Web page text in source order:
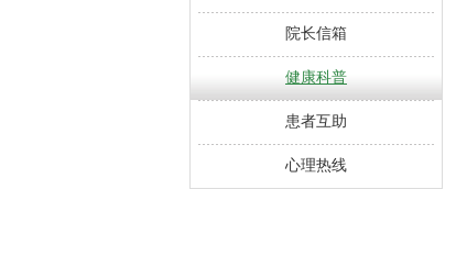
院长信箱
健康科普
患者互助
心理热线